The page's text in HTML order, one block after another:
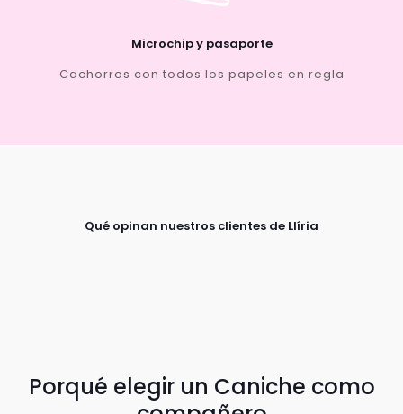
Microchip y pasaporte
Cachorros con todos los papeles en regla
Qué opinan nuestros clientes de Llíria
Porqué elegir un Caniche como